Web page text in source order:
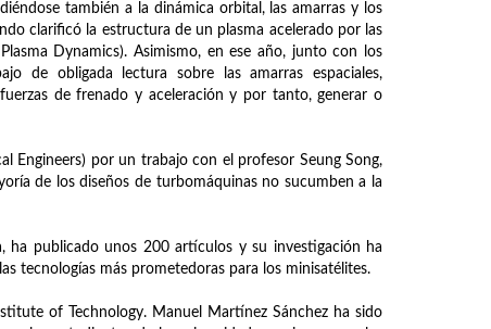
también a la dinámica orbital, las amarras y los
clarificó la estructura de un plasma acelerado por las
Dynamics). Asimismo, en ese año, junto con los
de obligada lectura sobre las amarras espaciales,
de frenado y aceleración y por tanto, generar o
Engineers) por un trabajo con el profesor Seung Song,
de los diseños de turbomáquinas no sucumben a la
ha publicado unos 200 artículos y su investigación ha
tecnologías más prometedoras para los minisatélites.
of Technology. Manuel Martínez Sánchez ha sido